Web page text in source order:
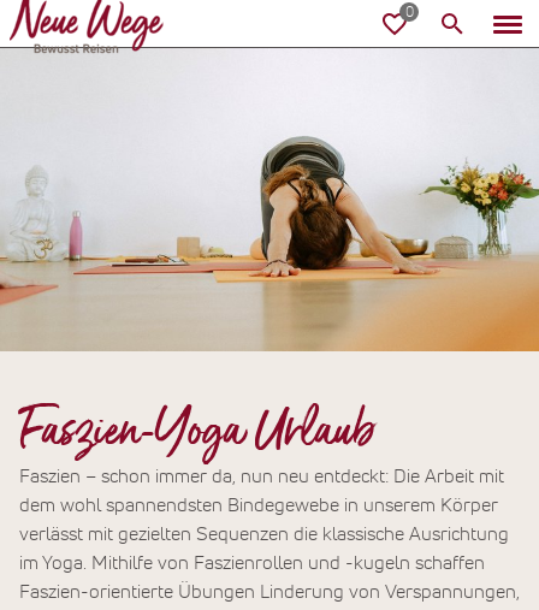
Faszien-Yoga Urlaub
Faszien – schon immer da, nun neu entdeckt: Die Arbeit mit
dem wohl spannendsten Bindegewebe in unserem Körper
verlässt mit gezielten Sequenzen die klassische Ausrichtung
im Yoga. Mithilfe von Faszienrollen und -kugeln schaffen
Faszien-orientierte Übungen Linderung von Verspannungen,